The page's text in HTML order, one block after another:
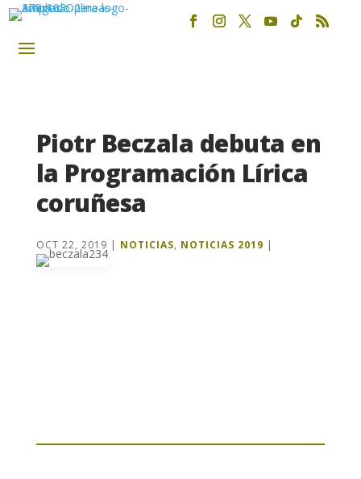
Piotr Beczala debuta en
la Programación Lírica
coruñesa
OCT 22, 2019 | NOTICIAS, NOTICIAS 2019 |